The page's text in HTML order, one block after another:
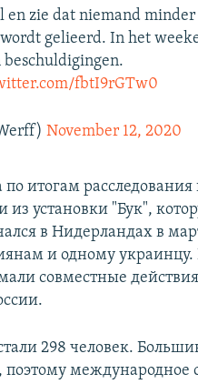
zie dat niemand minder
gelieerd. In het
fbtI9rGTw0
November 12, 2020
итогам
из установки "Бук",
в Нидерландах в
и одному
совместные
298 человек.
международное